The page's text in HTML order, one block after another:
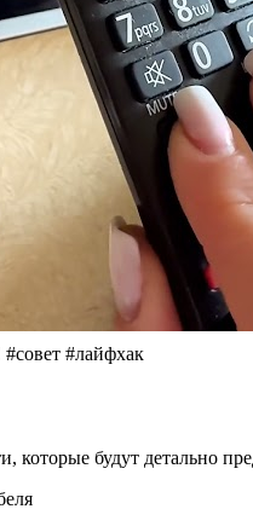
#лайфхак
будут детально